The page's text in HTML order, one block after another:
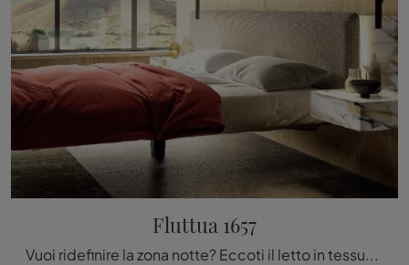
Fluttua 1657
Vuoi ridefinire la zona notte? Eccoti il letto in tessuto Fluttua 1657 di Lago per spazi design.